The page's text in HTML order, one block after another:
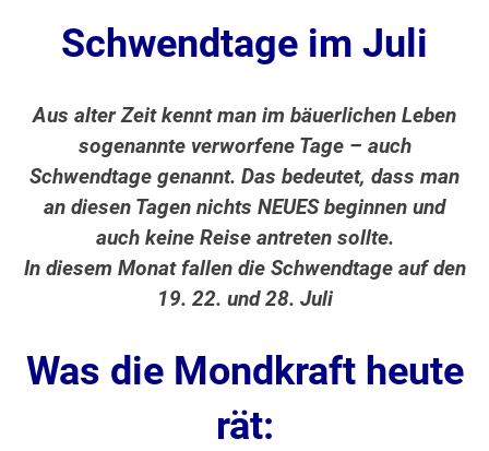
Schwendtage im Juli
Aus alter Zeit kennt man im bäuerlichen Leben
sogenannte verworfene Tage – auch
Schwendtage genannt. Das bedeutet, dass man
an diesen Tagen nichts NEUES beginnen und
auch keine Reise antreten sollte.
In diesem Monat fallen die Schwendtage auf den
19. 22. und 28. Juli
Was die Mondkraft heute
rät: